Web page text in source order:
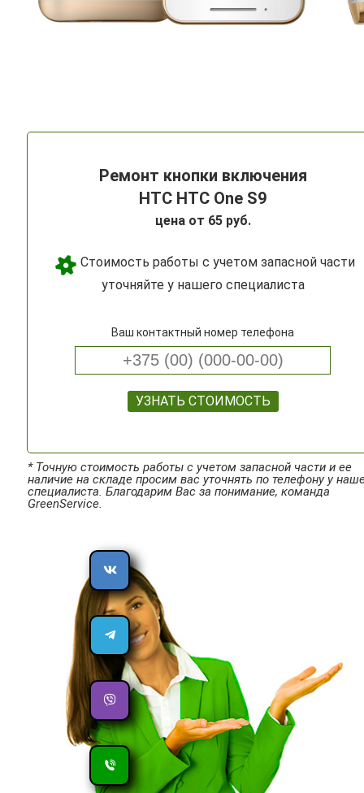
Ремонт кнопки включения
HTC HTC One S9
цена от 65 руб.
Стоимость работы с учетом запасной части
уточняйте у нашего специалиста
Ваш контактный номер телефона
УЗНАТЬ СТОИМОСТЬ
* Точную стоимость работы с учетом запасной части и ее
наличие на складе просим вас уточнять по телефону у
специалиста. Благодарим Вас за понимание, команда
GreenService.